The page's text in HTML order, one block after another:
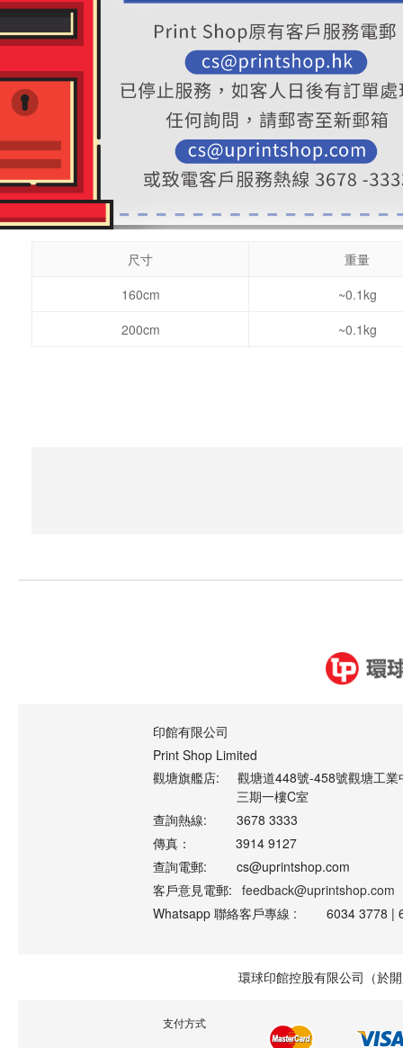
架身物料
塑膠 / 鋁
尺寸
重量
160cm
~0.1kg
200cm
~0.1kg
印館有限公司
Print Shop Limited
觀塘旗艦店:
觀塘道448號-458號觀塘工業
三期一樓C室
查詢熱線:
3678 3333
傳真：
3914 9127
查詢電郵:
cs@uprintshop.com
客戶意見電郵: feedback@uprintshop.com
Whatsapp 聯絡客戶專線 :
6034 3778 |
環球印館控股有限公司（於
支付方式